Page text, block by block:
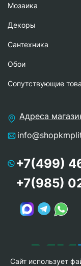
Мозаика
Декоры
Сантехника
Обои
Сопутствующие
Адреса
+7(499)
+7(985)
Сайт использует